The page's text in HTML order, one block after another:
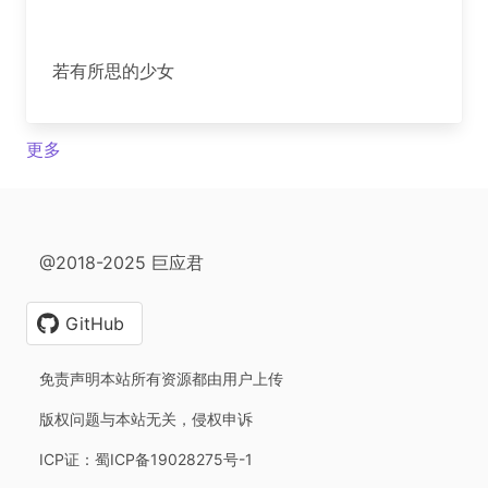
若有所思的少女
更多
@2018-2025 巨应君
GitHub
免责声明本站所有资源都由用户上传
版权问题与本站无关，侵权申诉
ICP证：蜀ICP备19028275号-1